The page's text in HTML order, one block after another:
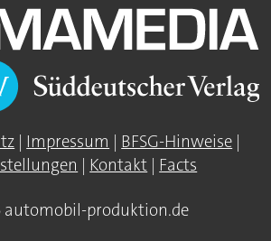
| Impressum | BFSG-Hinweise |
| Kontakt | Facts
automobil-produktion.de